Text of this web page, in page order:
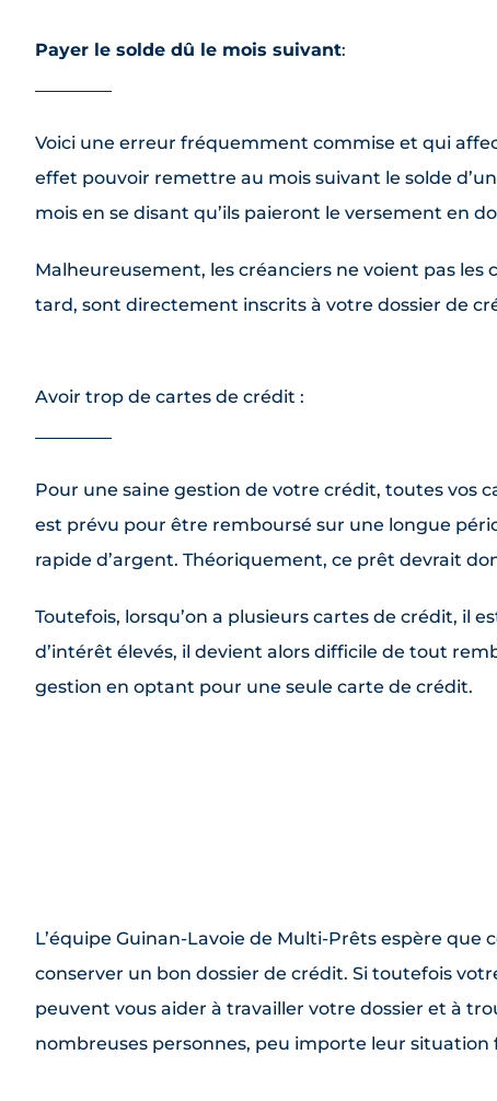
Payer le solde dû le mois suivant:
Voici une erreur fréquemment commise et qui
effet pouvoir remettre au mois suivant le solde
mois en se disant qu’ils paieront le versement en
Malheureusement, les créanciers ne voient pas
tard, sont directement inscrits à votre dossier de
Avoir trop de cartes de crédit :
Pour une saine gestion de votre crédit, toutes vos
est prévu pour être remboursé sur une longue
rapide d’argent. Théoriquement, ce prêt devrait
Toutefois, lorsqu’on a plusieurs cartes de crédit, il
d’intérêt élevés, il devient alors difficile de tout
gestion en optant pour une seule carte de crédit.
L’équipe Guinan-Lavoie de Multi-Prêts espère
conserver un bon dossier de crédit. Si toutefois
peuvent vous aider à travailler votre dossier et à
nombreuses personnes, peu importe leur situation